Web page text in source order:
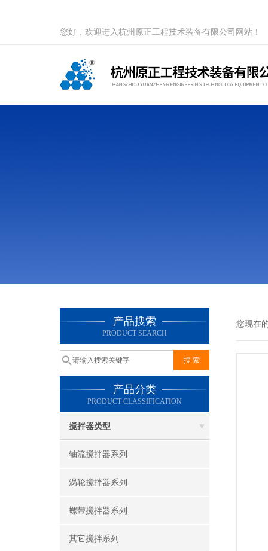
您好，欢迎进入杭州原正工程技术装备有限公司网站！
产品搜索
PRODUCT SEARCH
产品分类
PRODUCT CLASSIFICATION
搅拌器类型
轴流搅拌器系列
涡轮搅拌器系列
螺带搅拌器系列
其它搅拌系列
您现在